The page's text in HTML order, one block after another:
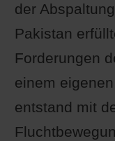
der
Pakistan
Forderungen
einem
entstand mit